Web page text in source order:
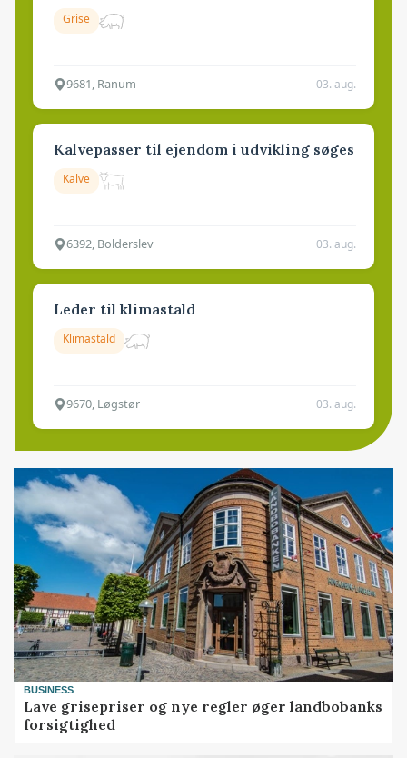
Grise
9681, Ranum 03. aug.
Kalvepasser til ejendom i udvikling søges
Kalve
6392, Bolderslev 03. aug.
Leder til klimastald
Klimastald
9670, Løgstør 03. aug.
BUSINESS
Lave grisepriser og nye regler øger landbobanks
forsigtighed